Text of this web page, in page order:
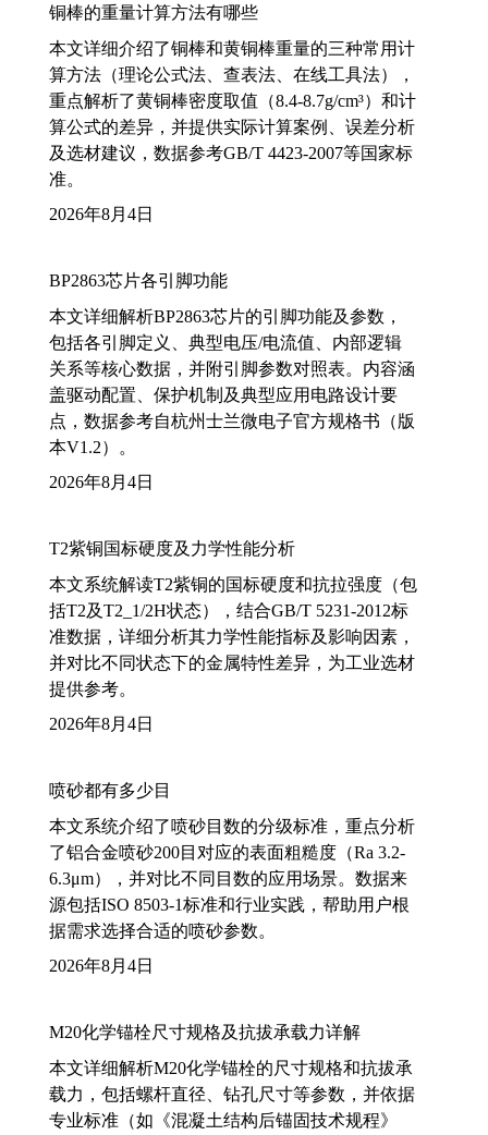
铜棒的重量计算方法有哪些
本文详细介绍了铜棒和黄铜棒重量的三种常用计
算方法（理论公式法、查表法、在线工具法），
重点解析了黄铜棒密度取值（8.4-8.7g/cm³）和计
算公式的差异，并提供实际计算案例、误差分析
及选材建议，数据参考GB/T 4423-2007等国家标
准。
2026年8月4日
BP2863芯片各引脚功能
本文详细解析BP2863芯片的引脚功能及参数，
包括各引脚定义、典型电压/电流值、内部逻辑
关系等核心数据，并附引脚参数对照表。内容涵
盖驱动配置、保护机制及典型应用电路设计要
点，数据参考自杭州士兰微电子官方规格书（版
本V1.2）。
2026年8月4日
T2紫铜国标硬度及力学性能分析
本文系统解读T2紫铜的国标硬度和抗拉强度（包
括T2及T2_1/2H状态），结合GB/T 5231-2012标
准数据，详细分析其力学性能指标及影响因素，
并对比不同状态下的金属特性差异，为工业选材
提供参考。
2026年8月4日
喷砂都有多少目
本文系统介绍了喷砂目数的分级标准，重点分析
了铝合金喷砂200目对应的表面粗糙度（Ra 3.2-
6.3μm），并对比不同目数的应用场景。数据来
源包括ISO 8503-1标准和行业实践，帮助用户根
据需求选择合适的喷砂参数。
2026年8月4日
M20化学锚栓尺寸规格及抗拔承载力详解
本文详细解析M20化学锚栓的尺寸规格和抗拔承
载力，包括螺杆直径、钻孔尺寸等参数，并依据
专业标准（如《混凝土结构后锚固技术规程》